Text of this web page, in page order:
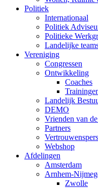
Politiek
Internationaal
Politiek
Politieke
Landelijke
Vereniging
Congressen
Ontwikkeling
Coaches
Landelijk
DEMO
Vrienden van
Partners
Webshop
Afdelingen
Amsterdam
Arnhem-
Zwolle